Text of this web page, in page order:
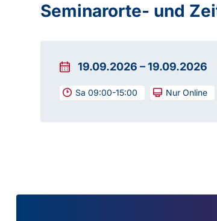
Seminarorte- und
19.09.2026 –19.09.2026
Sa 09:00-15:00 Nur Online